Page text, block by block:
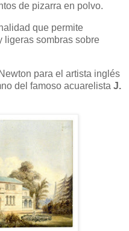
de pizarra en polvo.
que permite
ligeras sombras sobre
para el artista inglés
del famoso acuarelista J.